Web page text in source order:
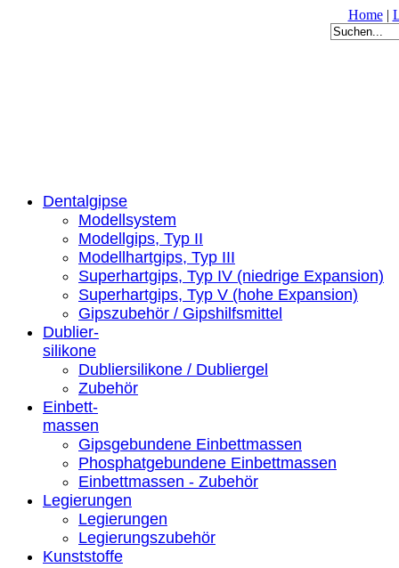
Home|
Dentalgipse
Modellsystem
Modellgips, Typ II
Modellhartgips, Typ III
Superhartgips, Typ IV (niedrige Expansion)
Superhartgips, Typ V (hohe Expansion)
Gipszubehör / Gipshilfsmittel
Dublier-
silikone
Dubliersilikone / Dubliergel
Zubehör
Einbett-
massen
Gipsgebundene Einbettmassen
Phosphatgebundene Einbettmassen
Einbettmassen - Zubehör
Legierungen
Legierungen
Legierungszubehör
Kunststoffe